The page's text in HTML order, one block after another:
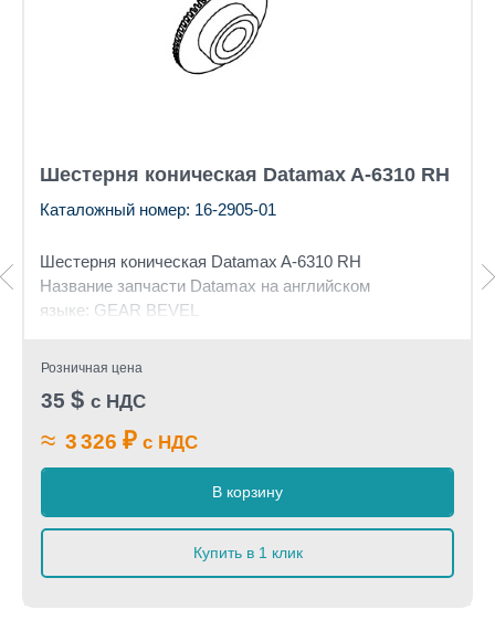
Шестерня коническая Datamax A-6310 RH
Каталожный номер: 16-2905-01
Шестерня коническая Datamax A-6310 RH
Название запчасти Datamax на английском
языке: GEAR BEVEL
Розничная цена
35 $ с НДС
≈ 3 326 ₽ с НДС
В корзину
Купить в 1 клик